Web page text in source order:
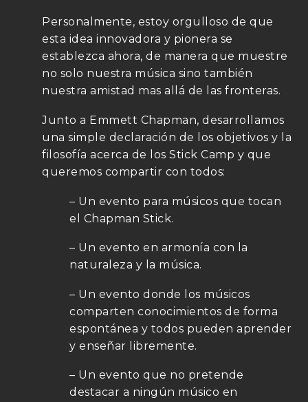
Personalmente, estoy orgulloso de que
esta idea innovadora y pionera se
establezca ahora, de manera que muestre
no solo nuestra música sino también
nuestra amistad mas allá de las fronteras.
Junto a Emmett Chapman, desarrollamos
una simple declaración de los objetivos y la
filosofía acerca de los Stick Camp y que
queremos compartir con todos:
– Un evento para músicos que tocan
el Chapman Stick.
– Un evento en armonía con la
naturaleza y la música.
– Un evento donde los músicos
comparten conocimientos de forma
espontánea y todos pueden aprender
y enseñar libremente.
– Un evento que no pretende
destacar a ningún músico en